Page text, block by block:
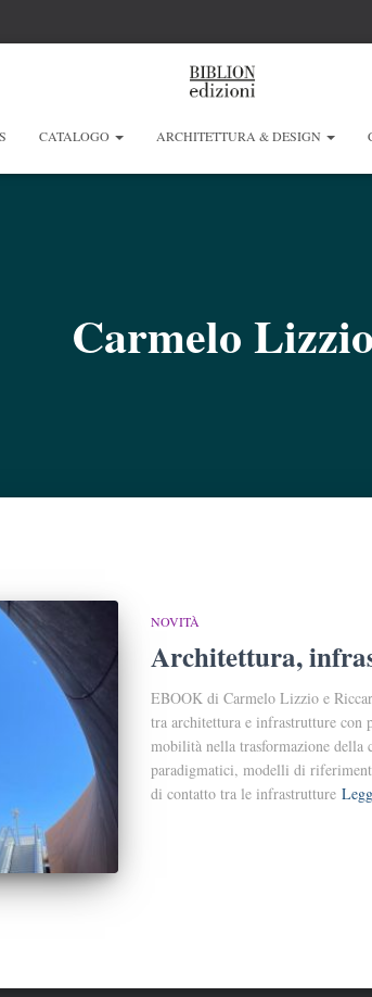
CATALOGO ARCHITETTURA & DESIGN
Carmelo Lizzio
NOVITÀ
Architettura,
EBOOK di Carmelo Lizzio e
tra architettura e infrastrutture
mobilità nella trasformazione della
paradigmatici, modelli di
di contatto tra le infrastrutture